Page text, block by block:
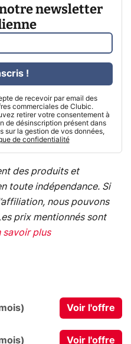
newsletter
de recevoir par email des
commerciales de Clubic.
retirer votre consentement à
de désinscription présent dans
sur la gestion de vos données,
de confidentialité
!
des produits et
toute indépendance. Si
nous pouvons
prix mentionnés sont
savoir plus
Voir l'offre
Voir l'offre